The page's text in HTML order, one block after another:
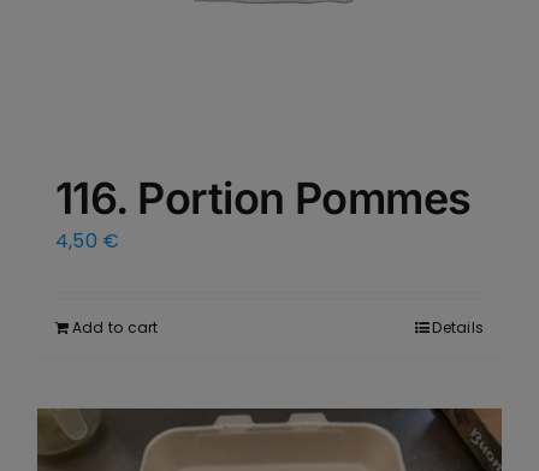
116. Portion Pommes
4,50 €
Add to cart Details